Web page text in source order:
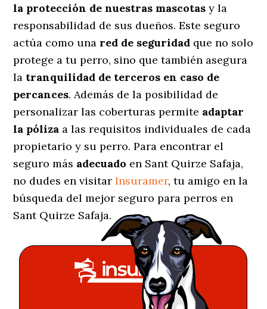
la protección de nuestras mascotas y la
responsabilidad de sus dueños. Este seguro
actúa como una red de seguridad que no solo
protege a tu perro, sino que también asegura
la tranquilidad de terceros en caso de
percances. Además de la posibilidad de
personalizar las coberturas permite adaptar
la póliza a las requisitos individuales de cada
propietario y su perro. Para encontrar el
seguro más adecuado en Sant Quirze Safaja,
no dudes en visitarInsuramer, tu amigo en la
búsqueda del mejor seguro para perros en
Sant Quirze Safaja.